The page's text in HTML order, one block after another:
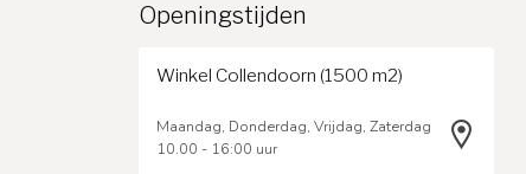
Openingstijden
Winkel Collendoorn (1500 m2)
Maandag, Donderdag, Vrijdag, Zaterdag
10.00 - 16:00 uur